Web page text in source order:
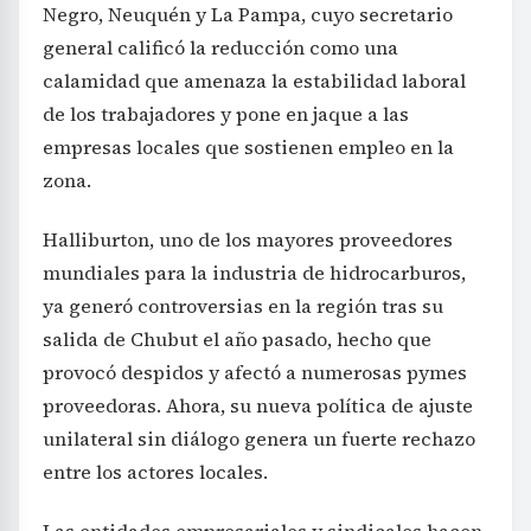
Negro, Neuquén y La Pampa, cuyo secretario
general calificó la reducción como una
calamidad que amenaza la estabilidad laboral
de los trabajadores y pone en jaque a las
empresas locales que sostienen empleo en la
zona.
Halliburton, uno de los mayores proveedores
mundiales para la industria de hidrocarburos,
ya generó controversias en la región tras su
salida de Chubut el año pasado, hecho que
provocó despidos y afectó a numerosas pymes
proveedoras. Ahora, su nueva política de ajuste
unilateral sin diálogo genera un fuerte rechazo
entre los actores locales.